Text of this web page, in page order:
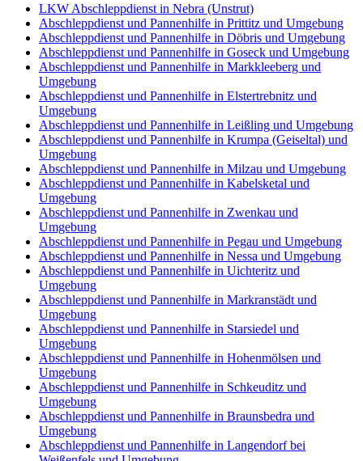
LKW Abschleppdienst in Nebra (Unstrut)
Abschleppdienst und Pannenhilfe in Prittitz und Umgebung
Abschleppdienst und Pannenhilfe in Döbris und Umgebung
Abschleppdienst und Pannenhilfe in Goseck und Umgebung
Abschleppdienst und Pannenhilfe in Markkleeberg und
Umgebung
Abschleppdienst und Pannenhilfe in Elstertrebnitz und
Umgebung
Abschleppdienst und Pannenhilfe in Leißling und Umgebung
Abschleppdienst und Pannenhilfe in Krumpa (Geiseltal) und
Umgebung
Abschleppdienst und Pannenhilfe in Milzau und Umgebung
Abschleppdienst und Pannenhilfe in Kabelsketal und
Umgebung
Abschleppdienst und Pannenhilfe in Zwenkau und
Umgebung
Abschleppdienst und Pannenhilfe in Pegau und Umgebung
Abschleppdienst und Pannenhilfe in Nessa und Umgebung
Abschleppdienst und Pannenhilfe in Uichteritz und
Umgebung
Abschleppdienst und Pannenhilfe in Markranstädt und
Umgebung
Abschleppdienst und Pannenhilfe in Starsiedel und
Umgebung
Abschleppdienst und Pannenhilfe in Hohenmölsen und
Umgebung
Abschleppdienst und Pannenhilfe in Schkeuditz und
Umgebung
Abschleppdienst und Pannenhilfe in Braunsbedra und
Umgebung
Abschleppdienst und Pannenhilfe in Langendorf bei